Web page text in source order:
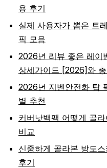
용 후기
실제 사용자가 뽑은 트
픽 모음
2026년 리뷰 좋은 레이
상세가이드 [2026]와
2026년 지벤안전화 탑
별 추천
커버낫백팩 어떻게 골
비교
신중하게 골라본 방도
후기